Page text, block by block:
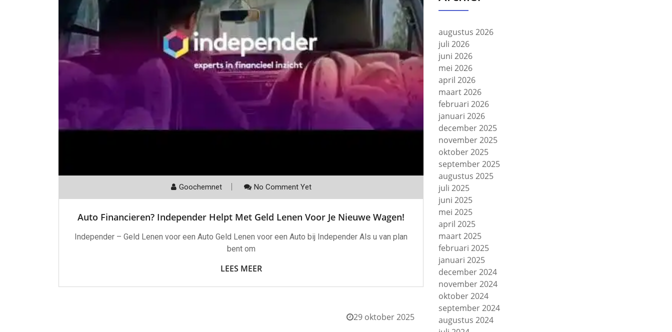
Goochemnet No Comment Yet
Auto Financieren? Independer Helpt Met Geld Lenen Voor Je Nieuwe Wagen!
Independer – Geld Lenen voor een Auto Geld Lenen voor een Auto bij Independer Als u van plan
bent om
LEES MEER
29 oktober 2025
augustus 2026
juli 2026
juni 2026
mei 2026
april 2026
maart 2026
februari 2026
januari 2026
december 2025
november 2025
oktober 2025
september 2025
augustus 2025
juli 2025
juni 2025
mei 2025
april 2025
maart 2025
februari 2025
januari 2025
december 2024
november 2024
oktober 2024
september 2024
augustus 2024